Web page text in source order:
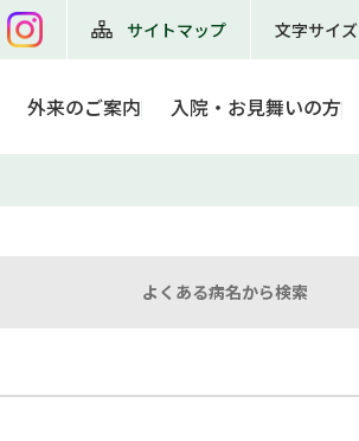
サイトマップ 文字サイズ
外来のご案内 入院・お見舞いの方
よくある病名から検索